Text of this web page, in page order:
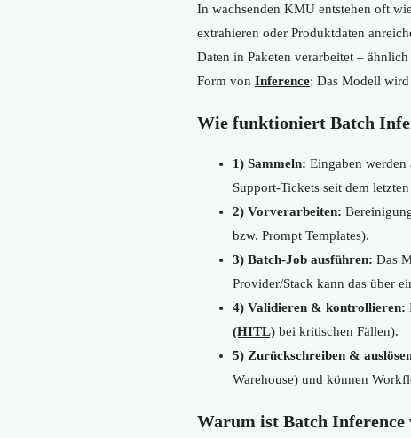
In wachsenden KMU entstehen oft
extrahieren oder Produktdaten
Daten in Paketen verarbeitet –
Form von Inference: Das Modell wird
Wie funktioniert Batch
1) Sammeln: Eingaben
Support-Tickets seit dem
2) Vorverarbeiten:
bzw. Prompt Templates).
3) Batch-Job ausführen: Das
Provider/Stack kann das über
4) Validieren & kontrollieren:
(HITL) bei kritischen Fällen).
5) Zurückschreiben &
Warehouse) und können
Warum ist Batch Inference